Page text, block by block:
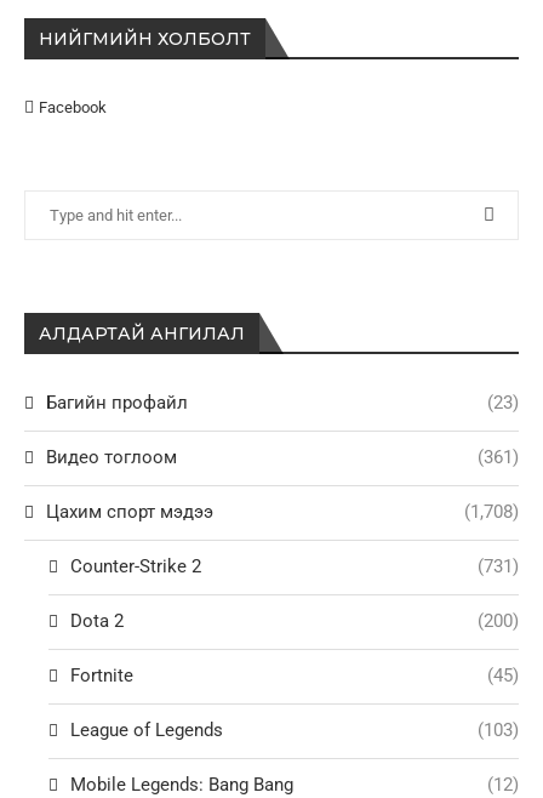
НИЙГМИЙН ХОЛБОЛТ
Facebook
АЛДАРТАЙ АНГИЛАЛ
Багийн профайл (23)
Видео тоглоом (361)
Цахим спорт мэдээ (1,708)
Counter-Strike 2 (731)
Dota 2 (200)
Fortnite (45)
League of Legends (103)
Mobile Legends: Bang Bang (12)